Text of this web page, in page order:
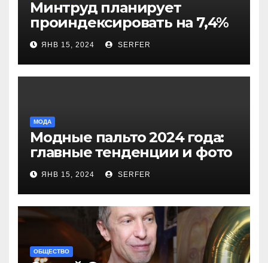
Минтруд планирует
проиндексировать на 7,4%
более 40 выплат и
компенсаций
ЯНВ 15, 2024 SERFER
МОДА
Модные пальто 2024 года:
главные тенденции и фото
новинок
ЯНВ 15, 2024 SERFER
ОБЩЕСТВО